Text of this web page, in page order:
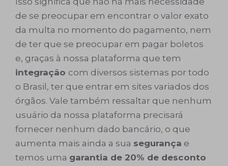
de se preocupar em encontrar o valor exato
da multa no momento do pagamento, nem
de ter que se preocupar em pagar boletos
e, graças à nossa plataforma que tem
integração com diversos sistemas por todo
o Brasil, ter que entrar em sites variados dos
órgãos. Vale também ressaltar que nenhum
usuário da nossa plataforma precisará
fornecer nenhum dado bancário, o que
aumenta mais ainda a sua segurança e
temos uma garantia de 20% de desconto